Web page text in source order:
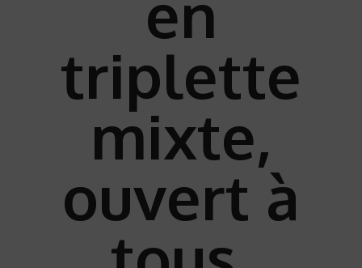
triplette
mixte,
ouvert à